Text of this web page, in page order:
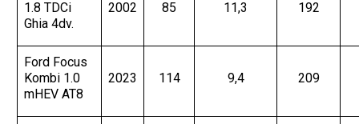
1.8 TDCi
Ghia 4dv.
2002 85 11,3 192
Ford Focus
Kombi 1.0
mHEV AT8
2023 114 9,4 209